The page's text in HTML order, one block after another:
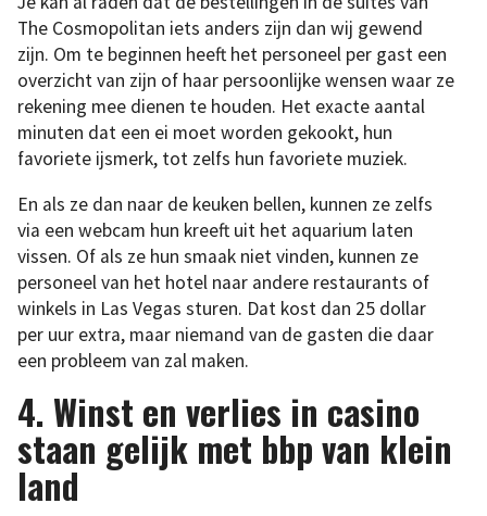
The Cosmopolitan iets anders zijn dan wij gewend
zijn. Om te beginnen heeft het personeel per gast een
overzicht van zijn of haar persoonlijke wensen waar ze
rekening mee dienen te houden. Het exacte aantal
minuten dat een ei moet worden gekookt, hun
favoriete ijsmerk, tot zelfs hun favoriete muziek.
En als ze dan naar de keuken bellen, kunnen ze zelfs
via een webcam hun kreeft uit het aquarium laten
vissen. Of als ze hun smaak niet vinden, kunnen ze
personeel van het hotel naar andere restaurants of
winkels in Las Vegas sturen. Dat kost dan 25 dollar
per uur extra, maar niemand van de gasten die daar
een probleem van zal maken.
4. Winst en verlies in casino
staan gelijk met bbp van klein
land